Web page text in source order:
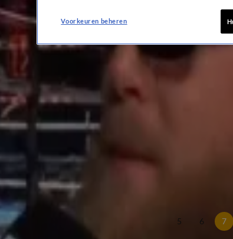
ook World Matchplay
en pakt gele trui
Paul: 'We gaan het ondenkbare doen'
5 6 7
Voorkeuren beheren